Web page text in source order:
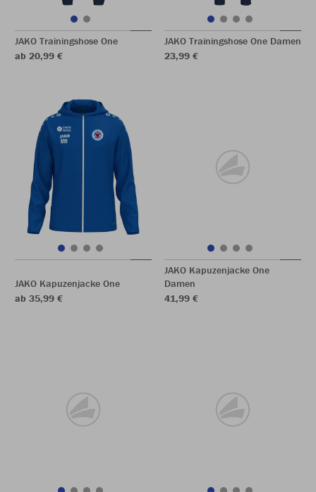
JAKO Trainingshose One
ab 20,99 €
JAKO Trainingshose One Damen
23,99 €
JAKO Kapuzenjacke One
ab 35,99 €
JAKO Kapuzenjacke One
Damen
41,99 €